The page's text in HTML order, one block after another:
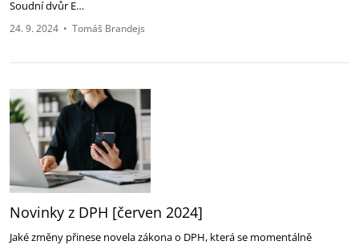
Soudní dvůr E…
24. 9. 2024 • Tomáš Brandejs
Novinky z DPH [červen 2024]
Jaké změny přinese novela zákona o DPH, která se momentálně